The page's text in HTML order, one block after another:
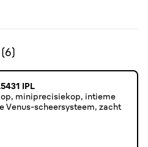
(6)
IPL
miniprecisiekop, intieme
Venus-scheersysteem, zacht